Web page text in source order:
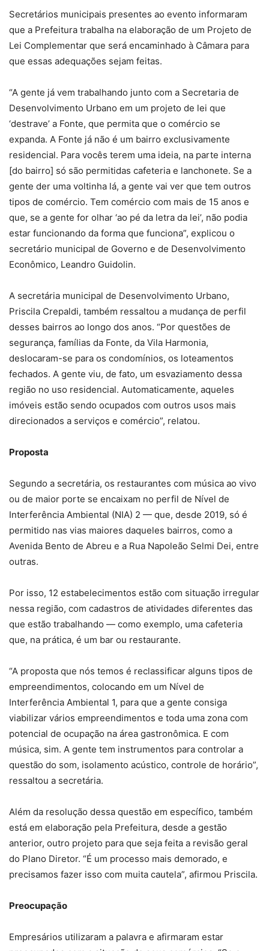
Secretários municipais presentes ao evento informaram
que a Prefeitura trabalha na elaboração de um Projeto de
Lei Complementar que será encaminhado à Câmara para
que essas adequações sejam feitas.
“A gente já vem trabalhando junto com a Secretaria de
Desenvolvimento Urbano em um projeto de lei que
‘destrave’ a Fonte, que permita que o comércio se
expanda. A Fonte já não é um bairro exclusivamente
residencial. Para vocês terem uma ideia, na parte interna
[do bairro] só são permitidas cafeteria e lanchonete. Se a
gente der uma voltinha lá, a gente vai ver que tem outros
tipos de comércio. Tem comércio com mais de 15 anos e
que, se a gente for olhar ‘ao pé da letra da lei’, não podia
estar funcionando da forma que funciona”, explicou o
secretário municipal de Governo e de Desenvolvimento
Econômico, Leandro Guidolin.
A secretária municipal de Desenvolvimento Urbano,
Priscila Crepaldi, também ressaltou a mudança de perfil
desses bairros ao longo dos anos. “Por questões de
segurança, famílias da Fonte, da Vila Harmonia,
deslocaram-se para os condomínios, os loteamentos
fechados. A gente viu, de fato, um esvaziamento dessa
região no uso residencial. Automaticamente, aqueles
imóveis estão sendo ocupados com outros usos mais
direcionados a serviços e comércio”, relatou.
Proposta
Segundo a secretária, os restaurantes com música ao vivo
ou de maior porte se encaixam no perfil de Nível de
Interferência Ambiental (NIA) 2 — que, desde 2019, só é
permitido nas vias maiores daqueles bairros, como a
Avenida Bento de Abreu e a Rua Napoleão Selmi Dei, entre
outras.
Por isso, 12 estabelecimentos estão com situação irregular
nessa região, com cadastros de atividades diferentes das
que estão trabalhando — como exemplo, uma cafeteria
que, na prática, é um bar ou restaurante.
“A proposta que nós temos é reclassificar alguns tipos de
empreendimentos, colocando em um Nível de
Interferência Ambiental 1, para que a gente consiga
viabilizar vários empreendimentos e toda uma zona com
potencial de ocupação na área gastronômica. E com
música, sim. A gente tem instrumentos para controlar a
questão do som, isolamento acústico, controle de horário”,
ressaltou a secretária.
Além da resolução dessa questão em específico, também
está em elaboração pela Prefeitura, desde a gestão
anterior, outro projeto para que seja feita a revisão geral
do Plano Diretor. “É um processo mais demorado, e
precisamos fazer isso com muita cautela”, afirmou Priscila.
Preocupação
Empresários utilizaram a palavra e afirmaram estar